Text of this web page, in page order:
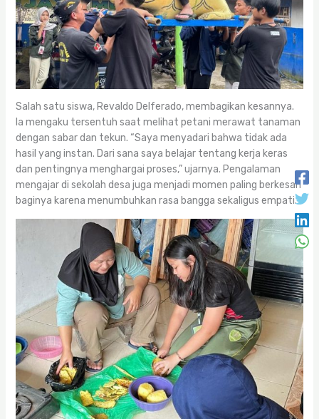
Salah satu siswa, Revaldo Delferado, membagikan kesannya.
Ia mengaku tersentuh saat melihat petani merawat tanaman
dengan sabar dan tekun. “Saya menyadari bahwa tidak ada
hasil yang instan. Dari sana saya belajar tentang kerja keras
dan pentingnya menghargai proses,” ujarnya. Pengalaman
mengajar di sekolah desa juga menjadi momen paling berkesan
baginya karena menumbuhkan rasa bangga sekaligus empati.